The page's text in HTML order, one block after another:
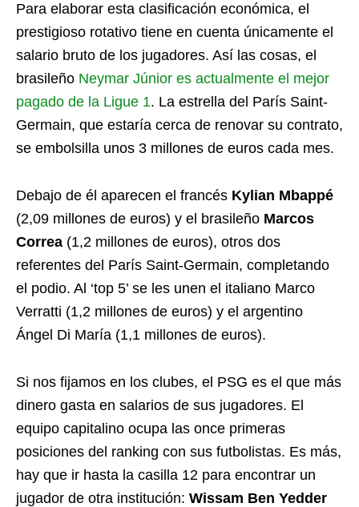
Para elaborar esta clasificación económica, el
prestigioso rotativo tiene en cuenta únicamente el
salario bruto de los jugadores. Así las cosas, el
brasileño Neymar Júnior es actualmente el mejor
pagado de la Ligue 1. La estrella del París Saint-
Germain, que estaría cerca de renovar su contrato,
se embolsilla unos 3 millones de euros cada mes.
Debajo de él aparecen el francés Kylian Mbappé
(2,09 millones de euros) y el brasileño Marcos
Correa (1,2 millones de euros), otros dos
referentes del París Saint-Germain, completando
el podio. Al ‘top 5’ se les unen el italiano Marco
Verratti (1,2 millones de euros) y el argentino
Ángel Di María (1,1 millones de euros).
Si nos fijamos en los clubes, el PSG es el que más
dinero gasta en salarios de sus jugadores. El
equipo capitalino ocupa las once primeras
posiciones del ranking con sus futbolistas. Es más,
hay que ir hasta la casilla 12 para encontrar un
jugador de otra institución: Wissam Ben Yedder